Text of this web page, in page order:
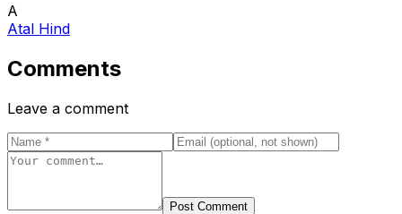
A
Atal Hind
Comments
Leave a comment
Post Comment